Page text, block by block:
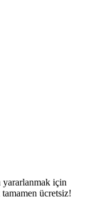
için
ücretsiz!